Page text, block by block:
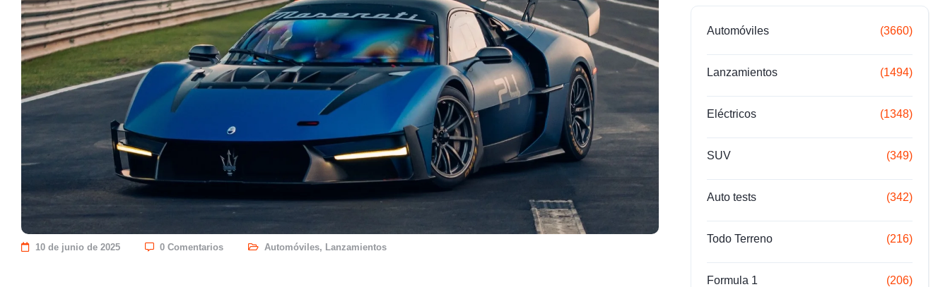
10 de junio de 2025 0 Comentarios Automóviles, Lanzamientos
Automóviles (3660)
Lanzamientos (1494)
Eléctricos (1348)
SUV (349)
Auto tests (342)
Todo Terreno (216)
Formula 1 (206)